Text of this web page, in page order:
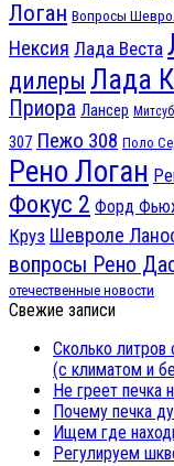
Логан Вопросы
Нексия Лада Веста
дилеры Лада
Приора Лансер
307 Пежо 308 Поло
Рено Логан
Фокус 2 Форд
Круз Шевроле
вопросы Рено
отечественные новости
Свежие записи
Сколько
(с климатом и
Не греет печка
Почему печка
Ищем где
Регулируем